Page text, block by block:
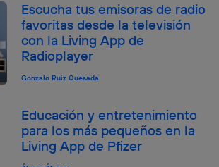
Escucha tus emisoras de radio
favoritas desde la televisión
con la Living App de
Radioplayer
Gonzalo Ruiz Quesada
Educación y entretenimiento
para los más pequeños en la
Living App de Pfizer